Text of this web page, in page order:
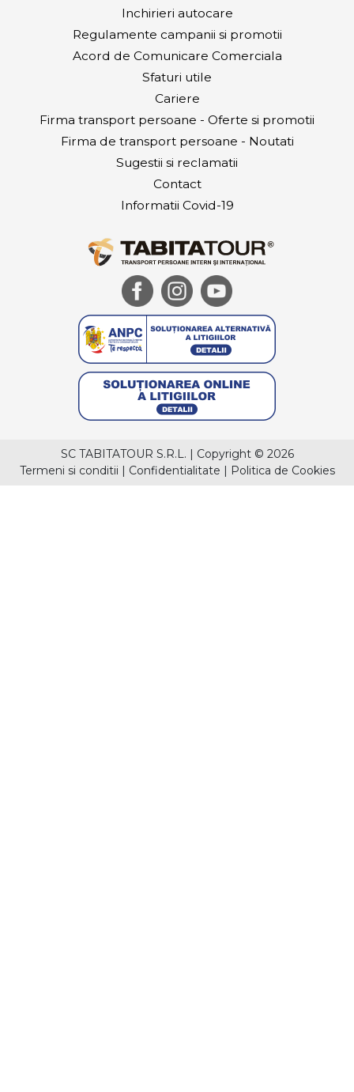
Inchirieri autocare
Regulamente campanii si promotii
Acord de Comunicare Comerciala
Sfaturi utile
Cariere
Firma transport persoane - Oferte si promotii
Firma de transport persoane - Noutati
Sugestii si reclamatii
Contact
Informatii Covid-19
SC TABITATOUR S.R.L. | Copyright © 2026
Termeni si conditii | Confidentialitate | Politica de Cookies